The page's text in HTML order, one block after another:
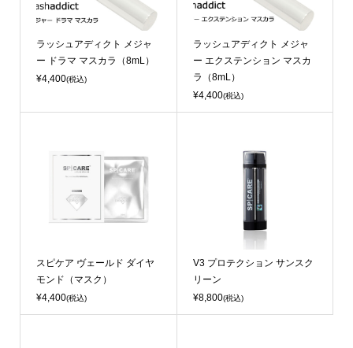
ラッシュアディクト メジャ
ー ドラマ マスカラ（8mL）
¥4,400(税込)
ラッシュアディクト メジャ
ー エクステンション マスカ
ラ（8mL）
¥4,400(税込)
スピケア ヴェールド ダイヤ
モンド（マスク）
¥4,400(税込)
V3 プロテクション サンスク
リーン
¥8,800(税込)